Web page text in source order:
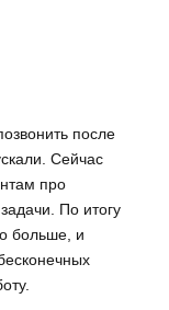
после
Сейчас
про
По итогу
больше, и